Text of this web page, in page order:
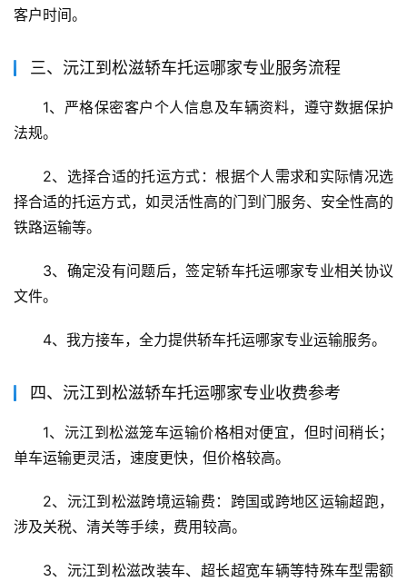
客户时间。
三、沅江到松滋轿车托运哪家专业服务流程
1、严格保密客户个人信息及车辆资料，遵守数据保护
法规。
2、选择合适的托运方式：根据个人需求和实际情况选
择合适的托运方式，如灵活性高的门到门服务、安全性高的
铁路运输等。
3、确定没有问题后，签定轿车托运哪家专业相关协议
文件。
4、我方接车，全力提供轿车托运哪家专业运输服务。
四、沅江到松滋轿车托运哪家专业收费参考
1、沅江到松滋笼车运输价格相对便宜，但时间稍长；
单车运输更灵活，速度更快，但价格较高。
2、沅江到松滋跨境运输费：跨国或跨地区运输超跑，
涉及关税、清关等手续，费用较高。
3、沅江到松滋改装车、超长超宽车辆等特殊车型需额